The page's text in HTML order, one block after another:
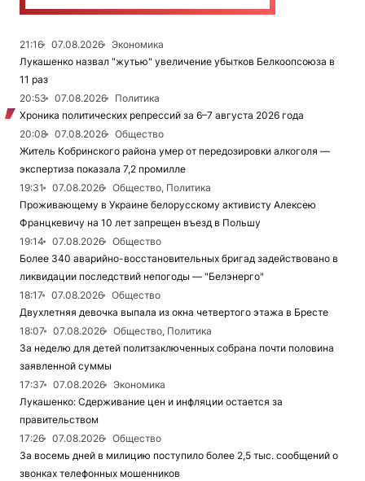
21:16 07.08.2026
Экономика
Лукашенко назвал "жутью" увеличение убытков Белкоопсоюза в
11 раз
20:53
07.08.2026
Политика
Хроника политических репрессий за 6–7 августа 2026 года
20:08
07.08.2026
Общество
Житель Кобринского района умер от передозировки алкоголя —
экспертиза показала 7,2 промилле
19:31
07.08.2026
Общество, Политика
Проживающему в Украине белорусскому активисту Алексею
Францкевичу на 10 лет запрещен въезд в Польшу
19:14
07.08.2026
Общество
Более 340 аварийно-восстановительных бригад задействовано в
ликвидации последствий непогоды — "Белэнерго"
18:17
07.08.2026
Общество
Двухлетняя девочка выпала из окна четвертого этажа в Бресте
18:07
07.08.2026
Общество, Политика
За неделю для детей политзаключенных собрана почти половина
заявленной суммы
17:37
07.08.2026
Экономика
Лукашенко: Сдерживание цен и инфляции остается за
правительством
17:26
07.08.2026
Общество
За восемь дней в милицию поступило более 2,5 тыс. сообщений о
звонках телефонных мошенников